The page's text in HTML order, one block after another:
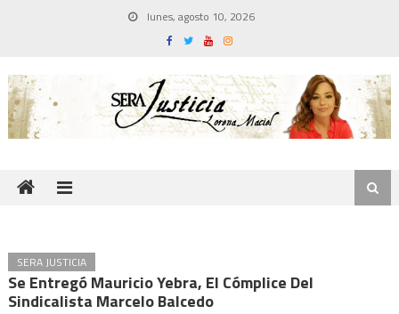
lunes, agosto 10, 2026
SERA JUSTICIA
Se Entregó Mauricio Yebra, El Cómplice Del
Sindicalista Marcelo Balcedo